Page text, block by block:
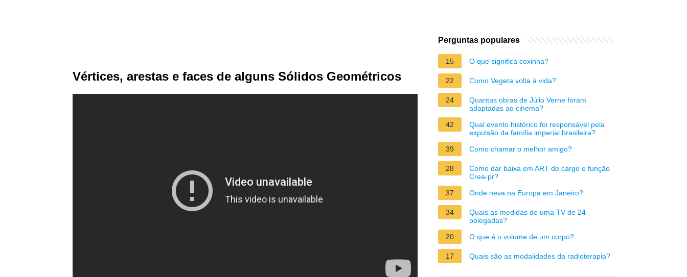
Vértices, arestas e faces de alguns Sólidos Geométricos
Perguntas populares
15 O que significa coxinha?
22 Como Vegeta volta à vida?
24
Quantas obras de Júlio Verne foram
adaptadas ao cinema?
42
Qual evento histórico foi responsável pela
expulsão da família imperial brasileira?
39
Como chamar o melhor amigo?
28
Como dar baixa em ART de cargo e função
Crea-pr?
37
Onde neva na Europa em Janeiro?
34
Quais as medidas de uma TV de 24
polegadas?
20
O que é o volume de um corpo?
17 Quais são as modalidades da radioterapia?